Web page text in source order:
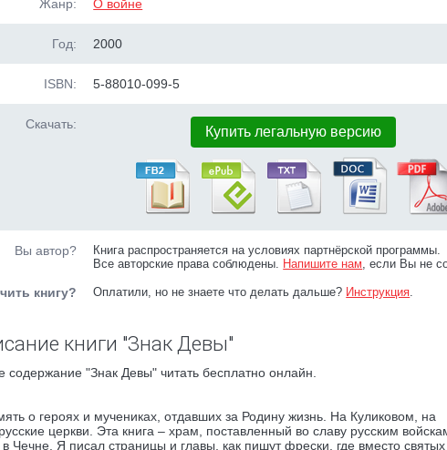
Жанр: О войне
Год: 2000
ISBN: 5-88010-099-5
Скачать: Купить легальную версию
Вы автор?
Книга распространяется на условиях партнёрской программы.
Все авторские права соблюдены. Напишите нам, если Вы не
книгу? Оплатили, но не знаете что делать дальше? Инструкция.
книги "Знак Девы"
содержание "Знак Девы" читать бесплатно онлайн.
о героях и мучениках, отдавших за Родину жизнь. На Куликовом, на
церкви. Эта книга – храм, поставленный во славу русским
Я писал страницы и главы, как пишут фрески, где вместо святых